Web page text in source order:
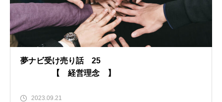
夢ナビ受け売り話 25
【 経営理念 】
2023.09.21